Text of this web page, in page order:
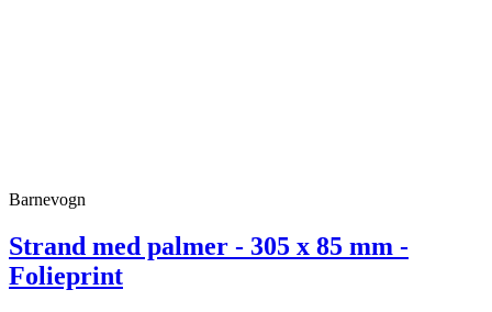
Barnevogn
Strand med palmer - 305 x 85 mm -
Folieprint